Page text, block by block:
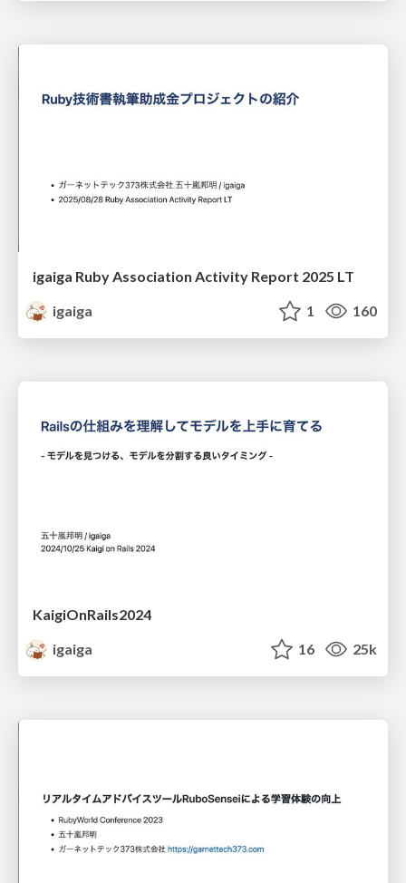
igaiga Ruby Association Activity Report 2025 LT
igaiga
1 160
KaigiOnRails2024
igaiga
16 25k